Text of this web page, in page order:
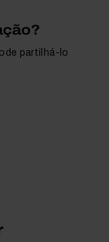
partilhá-lo